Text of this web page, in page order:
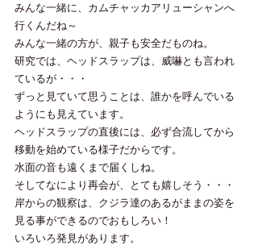
みんな一緒に、カムチャッカアリューシャンへ
行くんだね～
みんな一緒の方が、親子も安全だものね。
研究では、ヘッドスラップは、威嚇とも言われ
ているが・・・
ずっと見ていて思うことは、誰かを呼んでいる
ようにも見えています。
ヘッドスラップの直後には、必ず合流してから
移動を始めている様子だからです。
水面の音も遠くまで届くしね。
そしてなにより再会が、とても嬉しそう・・・
岸からの観察は、クジラ達のあるがままの姿を
見る事ができるのでおもしろい！
いろいろ発見があります。